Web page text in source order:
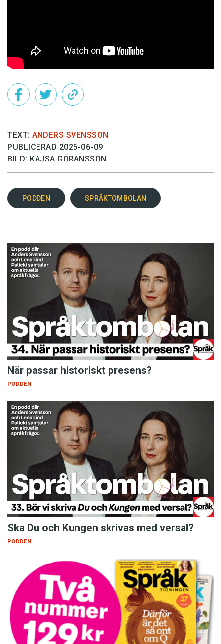
TEXT: ANDERS SVENSSON
PUBLICERAD 2026-06-09
BILD: KAJSA GÖRANSSON
PODDEN SPRÅKTOMBOLAN
När passar historiskt presens?
PODDEN
Ska Du och Kungen skrivas med versal?
PODDEN